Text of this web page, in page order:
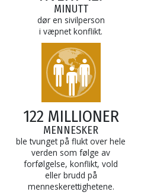
MINUTT
dør en sivilperson
i væpnet konflikt.
122 MILLIONER
MENNESKER
ble tvunget på flukt over hele
verden som følge av
forfølgelse, konflikt, vold
eller brudd på
menneskerettighetene.